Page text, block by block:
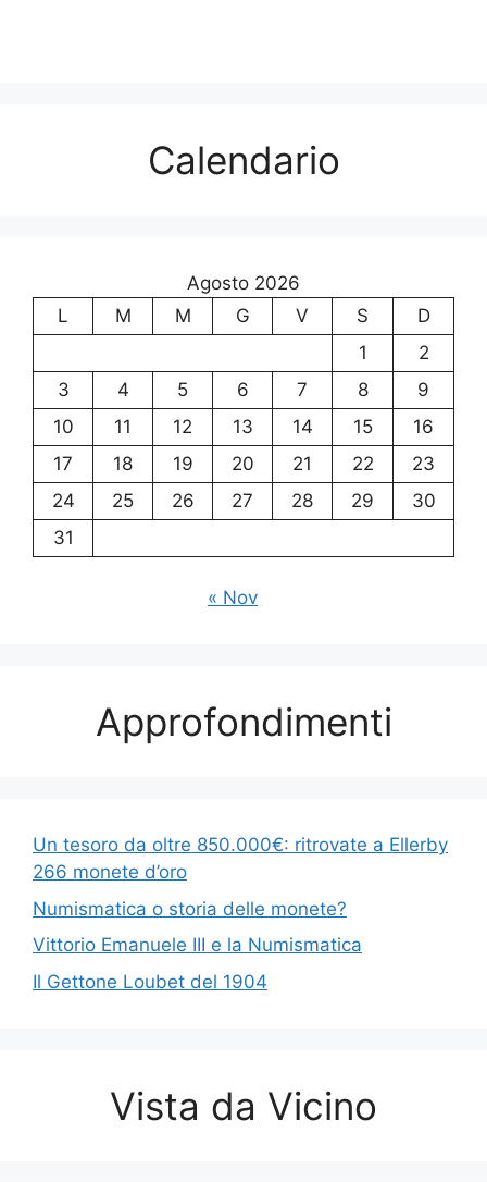
Calendario
Agosto 2026
L
M M G V S
D
1
2
3
4 5 6 7 8
9
10
11 12 13 14 15
16
17
18 19 20 21 22
23
24
25 26 27 28 29
30
31
« Nov
Approfondimenti
Un tesoro da oltre 850.000€: ritrovate a Ellerby
266 monete d’oro
Numismatica o storia delle monete?
Vittorio Emanuele III e la Numismatica
Il Gettone Loubet del 1904
Vista da Vicino